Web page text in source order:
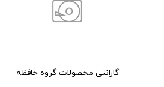
گارانتی محصولات گروه حافظه